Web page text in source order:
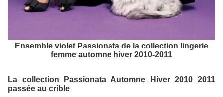
Ensemble violet Passionata de la collection lingerie
femme automne hiver 2010-2011
La collection Passionata Automne Hiver 2010 2011
passée au crible